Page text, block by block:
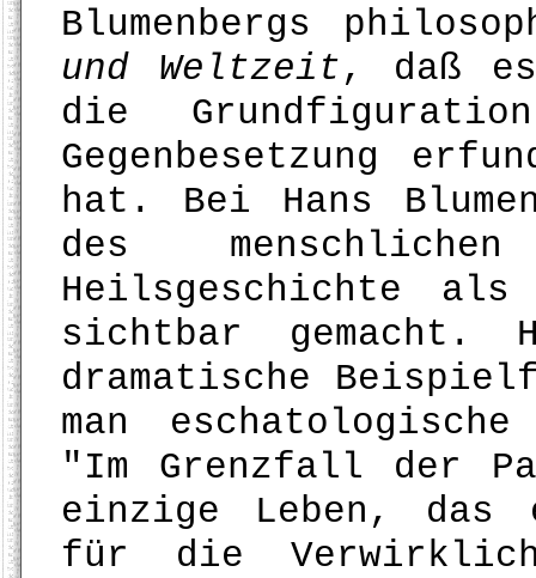
Blumenbergs
und Weltzeit, daß
die
Gegenbesetzung
hat. Bei Hans
des
Heilsgeschichte als
sichtbar
dramatische
man
"Im Grenzfall der
einzige Leben, das
für die